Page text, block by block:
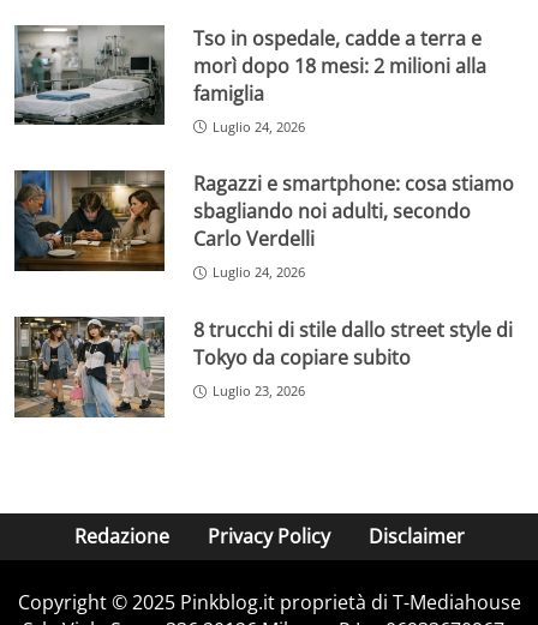
Tso in ospedale, cadde a terra e
morì dopo 18 mesi: 2 milioni alla
famiglia
Luglio 24, 2026
Ragazzi e smartphone: cosa stiamo
sbagliando noi adulti, secondo
Carlo Verdelli
Luglio 24, 2026
8 trucchi di stile dallo street style di
Tokyo da copiare subito
Luglio 23, 2026
Redazione Privacy Policy Disclaimer
Copyright © 2025 Pinkblog.it proprietà di T-Mediahouse